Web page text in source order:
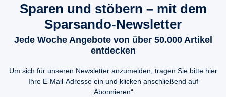
Sparen und stöbern – mit dem
Sparsando-Newsletter
Jede Woche Angebote von über 50.000 Artikel
entdecken
Um sich für unseren Newsletter anzumelden, tragen Sie bitte hier
Ihre E-Mail-Adresse ein und klicken anschließend auf
„Abonnieren“.